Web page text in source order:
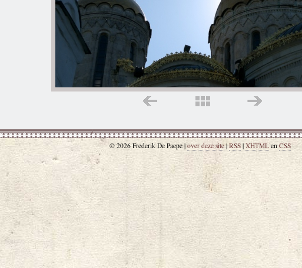
© 2026 Frederik De Paepe | over deze site| RSS| XHTMLen CSS